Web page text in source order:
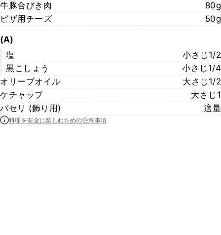
牛豚合びき肉
80g
ピザ用チーズ
50g
(A)
塩
小さじ1/2
黒こしょう
小さじ1/4
オリーブオイル
大さじ1/2
ケチャップ
大さじ1
パセリ (飾り用)
適量
料理を安全に楽しむための注意事項